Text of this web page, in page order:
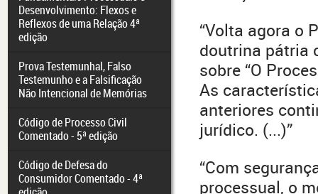
Desenvolvimento: Flexos e
Reflexos de uma Relação 4ª
edição
Prova Testemunhal, Falso
Testemunho e a Falsificação
Não Intencional de Memórias
Código de Processo Civil
Comentado - 5ª edição
Código de Defesa do
Consumidor Comentado - 4ª
“Volta agora o
doutrina pátria
sobre “O
As
anteriores
jurídico. (...)”
“Com
processual, o